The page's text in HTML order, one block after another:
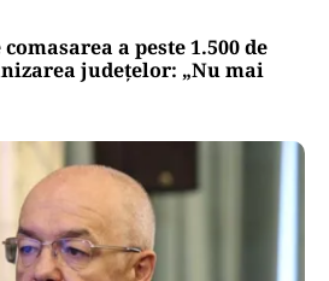
a peste 1.500 de
județelor: „Nu mai